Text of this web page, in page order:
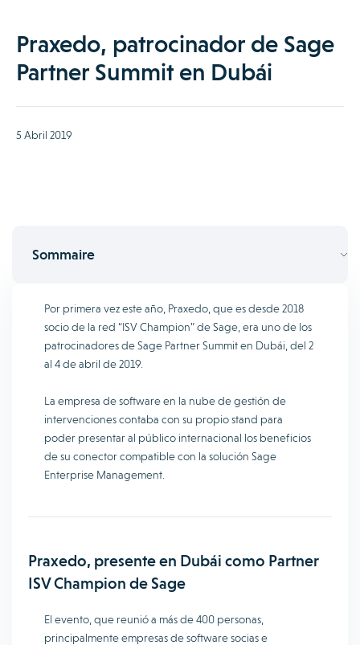
Praxedo, patrocinador de Sage
Partner Summit en Dubái
5 Abril 2019
Sommaire
Por primera vez este año, Praxedo, que es desde 2018
socio de la red “ISV Champion” de Sage, era uno de los
patrocinadores de Sage Partner Summit en Dubái, del 2
al 4 de abril de 2019.
La empresa de software en la nube de gestión de
intervenciones contaba con su propio stand para
poder presentar al público internacional los beneficios
de su conector compatible con la solución Sage
Enterprise Management.
Praxedo, presente en Dubái como Partner
ISV Champion de Sage
El evento, que reunió a más de 400 personas,
principalmente empresas de software socias e